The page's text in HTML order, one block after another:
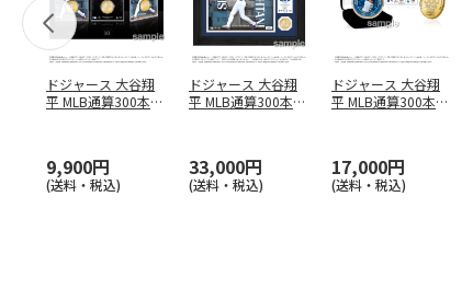
ドジャース 大谷翔
平 MLB通算300本塁
9,900円
(送料・税込)
ドジャース 大谷翔
平 MLB通算300本塁
33,000円
(送料・税込)
ドジャース 大谷翔
平 MLB通算300本塁
17,000円
(送料・税込)